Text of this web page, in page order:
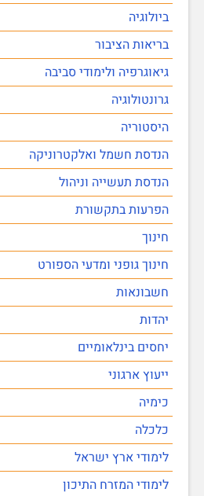
ביולוגיה
בריאות הציבור
גיאוגרפיה ולימודי סביבה
גרונטולוגיה
היסטוריה
הנדסת חשמל ואלקטרוניקה
הנדסת תעשייה וניהול
הפרעות בתקשורת
חינוך
חינוך גופני ומדעי הספורט
חשבונאות
יהדות
יחסים בינלאומיים
ייעוץ ארגוני
כימיה
כלכלה
לימודי ארץ ישראל
לימודי המזרח התיכון